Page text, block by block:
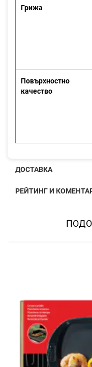
Грижа
Повърхностно
качество
ДОСТАВКА
РЕЙТИНГ И